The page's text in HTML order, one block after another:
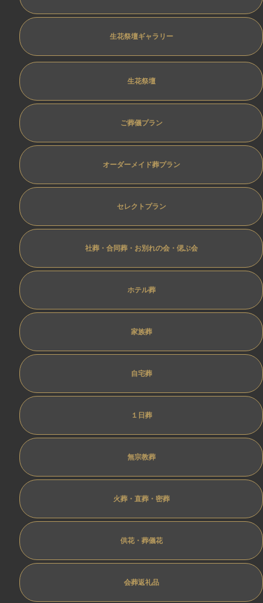
生花祭壇ギャラリー
生花祭壇
ご葬儀プラン
オーダーメイド葬プラン
セレクトプラン
社葬・合同葬・お別れの会・偲ぶ会
ホテル葬
家族葬
自宅葬
１日葬
無宗教葬
火葬・直葬・密葬
供花・葬儀花
会葬返礼品